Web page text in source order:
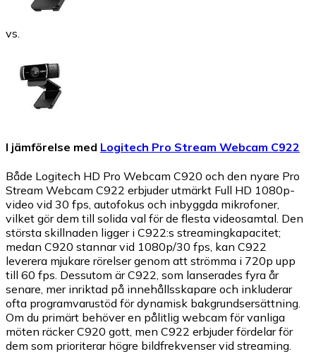
vs.
I jämförelse med Logitech Pro Stream Webcam C922
Både Logitech HD Pro Webcam C920 och den nyare Pro
Stream Webcam C922 erbjuder utmärkt Full HD 1080p-
video vid 30 fps, autofokus och inbyggda mikrofoner,
vilket gör dem till solida val för de flesta videosamtal. Den
största skillnaden ligger i C922:s streamingkapacitet;
medan C920 stannar vid 1080p/30 fps, kan C922
leverera mjukare rörelser genom att strömma i 720p upp
till 60 fps. Dessutom är C922, som lanserades fyra år
senare, mer inriktad på innehållsskapare och inkluderar
ofta programvarustöd för dynamisk bakgrundsersättning.
Om du primärt behöver en pålitlig webcam för vanliga
möten räcker C920 gott, men C922 erbjuder fördelar för
dem som prioriterar högre bildfrekvenser vid streaming.